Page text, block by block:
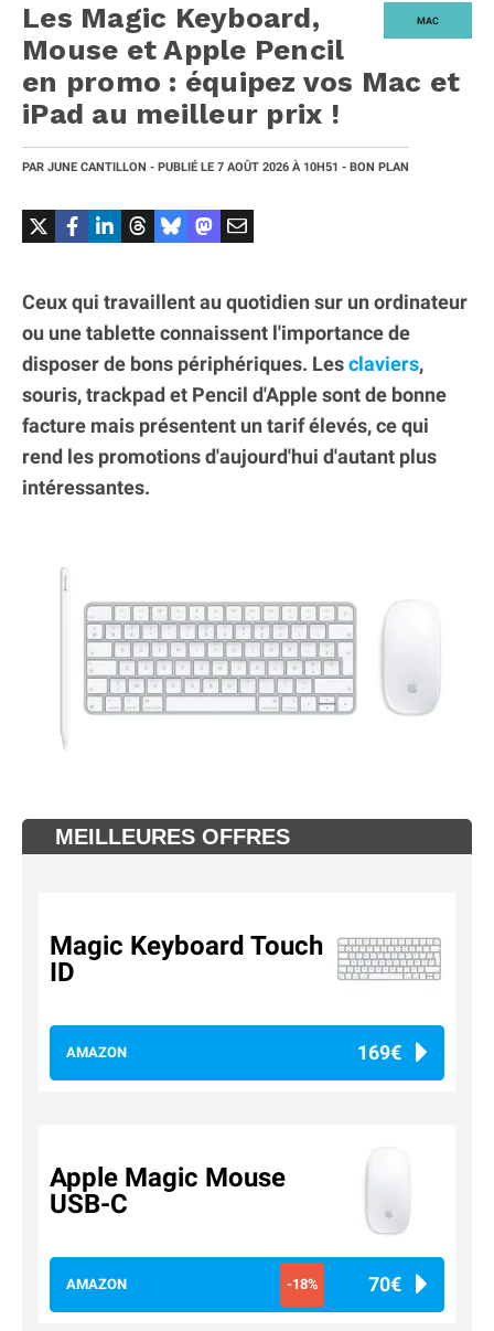
MAC
Les Magic Keyboard,
Mouse et Apple Pencil
en promo : équipez vos Mac et
iPad au meilleur prix !
PAR JUNE CANTILLON - PUBLIÉ LE 7 AOÛT 2026 À 10H51 - BON PLAN
Ceux qui travaillent au quotidien sur un ordinateur
ou une tablette connaissent l'importance de
disposer de bons périphériques. Lesclaviers,
souris, trackpad et Pencil d'Apple sont de bonne
facture mais présentent un tarif élevés, ce qui
rend les promotions d'aujourd'hui d'autant plus
intéressantes.
MEILLEURES OFFRES
Magic Keyboard Touch
ID
AMAZON 169€
Apple Magic Mouse
USB-C
AMAZON -18% 70€